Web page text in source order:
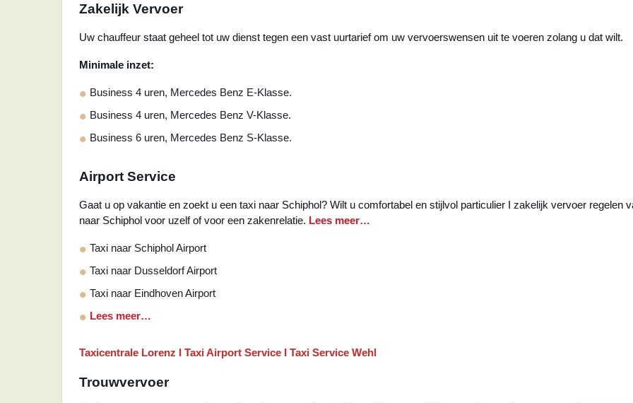
Zakelijk Vervoer
Uw chauffeur staat geheel tot uw dienst tegen een vast uurtarief om uw vervoerswensen uit te voeren zolang u dat wilt.
Minimale inzet:
Business 4 uren, Mercedes Benz E-Klasse.
Business 4 uren, Mercedes Benz V-Klasse.
Business 6 uren, Mercedes Benz S-Klasse.
Airport Service
Gaat u op vakantie en zoekt u een taxi naar Schiphol? Wilt u comfortabel en stijlvol particulier I zakelijk vervoer regelen
naar Schiphol voor uzelf of voor een zakenrelatie. Lees meer…
Taxi naar Schiphol Airport
Taxi naar Dusseldorf Airport
Taxi naar Eindhoven Airport
Lees meer…
Taxicentrale Lorenz I Taxi Airport Service I Taxi Service Wehl
Trouwvervoer